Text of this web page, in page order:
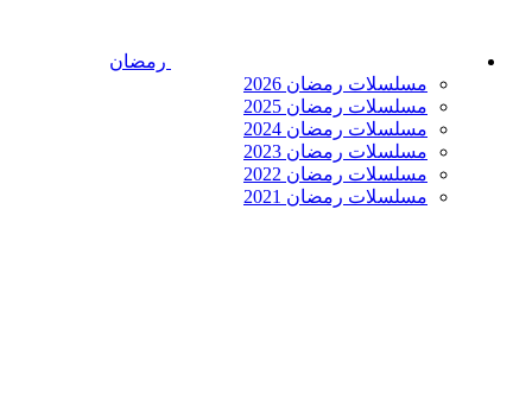
رمضان
مسلسلات رمضان 2026
مسلسلات رمضان 2025
مسلسلات رمضان 2024
مسلسلات رمضان 2023
مسلسلات رمضان 2022
مسلسلات رمضان 2021